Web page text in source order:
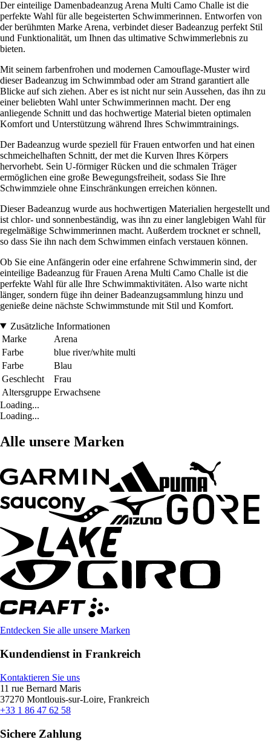
Der einteilige Damenbadeanzug Arena Multi Camo Challe ist die
perfekte Wahl für alle begeisterten Schwimmerinnen. Entworfen von
der berühmten Marke Arena, verbindet dieser Badeanzug perfekt Stil
und Funktionalität, um Ihnen das ultimative Schwimmerlebnis zu
bieten.
Mit seinem farbenfrohen und modernen Camouflage-Muster wird
dieser Badeanzug im Schwimmbad oder am Strand garantiert alle
Blicke auf sich ziehen. Aber es ist nicht nur sein Aussehen, das ihn zu
einer beliebten Wahl unter Schwimmerinnen macht. Der eng
anliegende Schnitt und das hochwertige Material bieten optimalen
Komfort und Unterstützung während Ihres Schwimmtrainings.
Der Badeanzug wurde speziell für Frauen entworfen und hat einen
schmeichelhaften Schnitt, der met die Kurven Ihres Körpers
hervorhebt. Sein U-förmiger Rücken und die schmalen Träger
ermöglichen eine große Bewegungsfreiheit, sodass Sie Ihre
Schwimmziele ohne Einschränkungen erreichen können.
Dieser Badeanzug wurde aus hochwertigen Materialien hergestellt und
ist chlor- und sonnenbeständig, was ihn zu einer langlebigen Wahl für
regelmäßige Schwimmerinnen macht. Außerdem trocknet er schnell,
so dass Sie ihn nach dem Schwimmen einfach verstauen können.
Ob Sie eine Anfängerin oder eine erfahrene Schwimmerin sind, der
einteilige Badeanzug für Frauen Arena Multi Camo Challe ist die
perfekte Wahl für alle Ihre Schwimmaktivitäten. Also warte nicht
länger, sondern füge ihn deiner Badeanzugsammlung hinzu und
genieße deine nächste Schwimmstunde mit Stil und Komfort.
Zusätzliche Informationen
Marke
Arena
Farbe
blue river/white multi
Farbe
Blau
Geschlecht
Frau
Altersgruppe Erwachsene
Loading...
Loading...
Alle unsere Marken
Entdecken Sie alle unsere Marken
Kundendienst in Frankreich
Kontaktieren Sie uns
11 rue Bernard Maris
37270 Montlouis-sur-Loire, Frankreich
+33 1 86 47 62 58
Sichere Zahlung